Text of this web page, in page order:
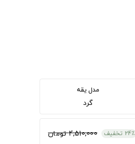
مدل یقه
گرد
24٪ تخفیف 4,510,000 تومان